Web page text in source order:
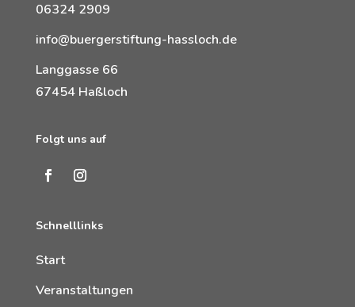
06324 2909
info@buergerstiftung-hassloch.de
Langgasse 66
67454 Haßloch
Folgt uns auf
Schnelllinks
Start
Veranstaltungen